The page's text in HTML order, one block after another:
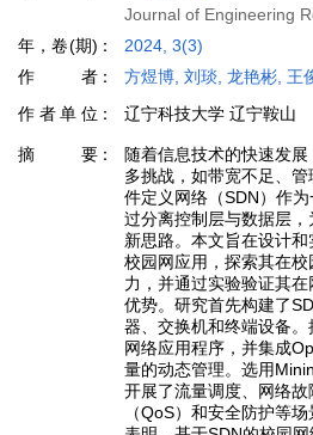
Journal of Engineering
年，卷(期)
2024, 3(3)
作者
方煜博, 刘琰, 龙艳彬, 王
作者单位
辽宁科技大学 辽宁鞍山
摘要
随着信息技术的快速发
多挑战，如带宽不足、
件定义网络（SDN）作
过分离控制层与数据层
新思路。本文旨在设计
校园网应用，探索其在
力，并通过实验验证其
优势。研究首先构建了
器、交换机和终端设备
网络应用程序，并集成
量的动态管理。选用
开展了流量调度、网络
（QoS）和安全防护等